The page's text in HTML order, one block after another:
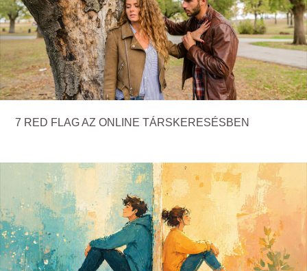
7 RED FLAG AZ ONLINE TÁRSKERESÉSBEN